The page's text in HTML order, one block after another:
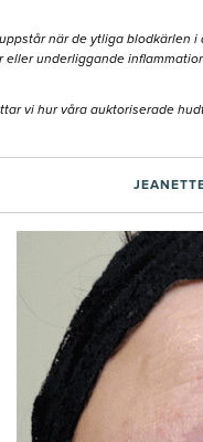
när de ytliga blodkärlen
eller underliggande
vi hur våra auktoriserade